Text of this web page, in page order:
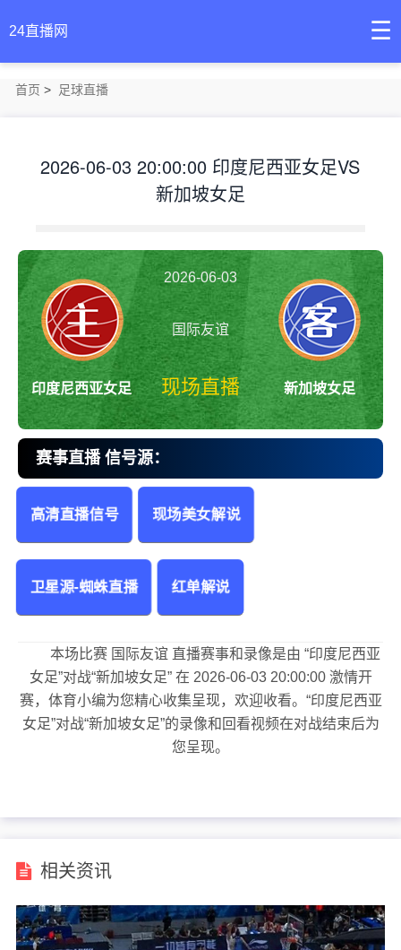
24直播网 ☰
首页 > 足球直播
2026-06-03 20:00:00 印度尼西亚女足VS
新加坡女足
印度尼西亚女足
2026-06-03
20:00:00
国际友谊
现场直播 新加坡女足
印度尼西亚女足vs新加坡女足 国际友谊
赛事直播 信号源：
高清直播信号 现场美女解说
卫星源-蜘蛛直播 红单解说
本场比赛 国际友谊 直播赛事和录像是由 “印度尼西亚
女足”对战“新加坡女足” 在 2026-06-03 20:00:00 激情开
赛，体育小编为您精心收集呈现，欢迎收看。“印度尼西亚
女足”对战“新加坡女足”的录像和回看视频在对战结束后为
您呈现。
相关资讯